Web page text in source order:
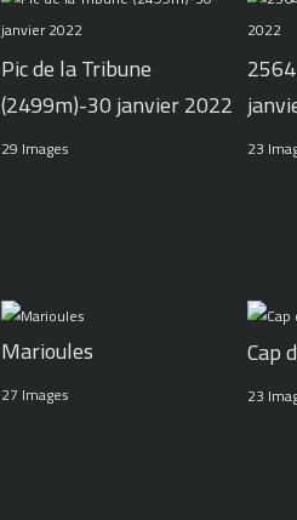
Pic de la Tribune
(2499m)-30 janvier 2022
29 Images 23
Marioules
27 Images
Cap
23